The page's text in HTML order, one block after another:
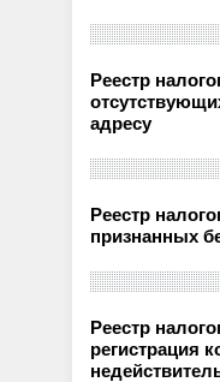
Реестр
адресу
Реестр
признанных
Реестр
регистрация